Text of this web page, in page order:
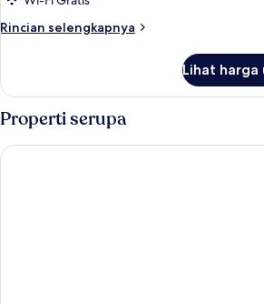
Standar,
1
tidur
Rincian selengkapnya
Rincian
Kamar
Single
Standar,
kamar
Lihat harga
Properti serupa
Courtyard by Marriott Nassau